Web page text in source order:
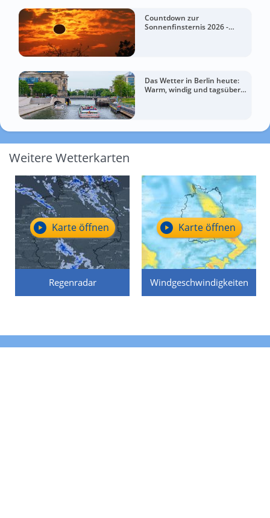
Countdown zur
Sonnenfinsternis 2026 -
Das Wetter in Berlin heute:
Warm, windig und tagsüber
Weitere Wetterkarten
Regenradar
Karte öffnen
Windgeschwindigkeiten
Karte öffnen